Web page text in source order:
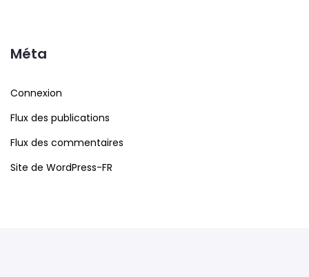
Méta
Connexion
Flux des publications
Flux des commentaires
Site de WordPress-FR